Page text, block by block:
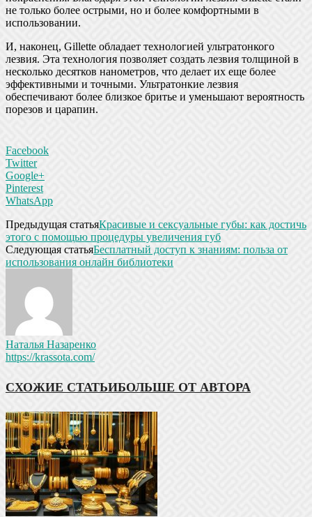
не только более острыми, но и более комфортными в
использовании.
И, наконец, Gillette обладает технологией ультратонкого
лезвия. Эта технология позволяет создать лезвия толщиной в
несколько десятков нанометров, что делает их еще более
эффективными и точными. Ультратонкие лезвия
обеспечивают более близкое бритье и уменьшают вероятность
порезов и царапин.
Facebook
Twitter
Google+
Pinterest
WhatsApp
Предыдущая статьяКрасивые и сексуальные губы: как достичь
этого с помощью процедуры увеличения губ
Следующая статьяБесплатный доступ к знаниям: польза от
использования онлайн библиотеки
Наталья Назаренко
https://krassota.com/
СХОЖИЕ СТАТЬИБОЛЬШЕ ОТ АВТОРА